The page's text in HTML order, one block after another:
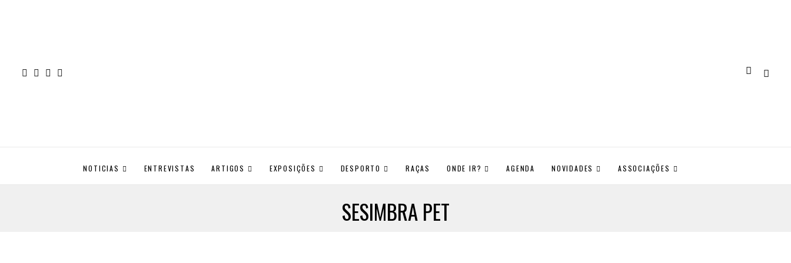
NOTICIAS ENTREVISTAS ARTIGOS EXPOSIÇÕES DESPORTO RAÇAS ONDE IR? AGENDA NOVIDADES ASSOCIAÇÕES
SESIMBRA PET